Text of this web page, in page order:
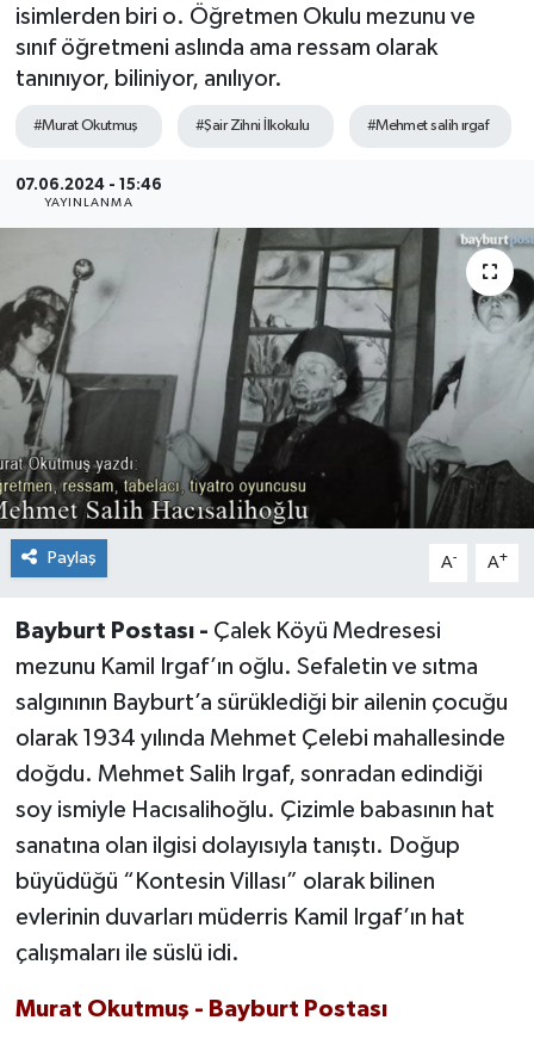
isimlerden biri o. Öğretmen Okulu mezunu ve
sınıf öğretmeni aslında ama ressam olarak
tanınıyor, biliniyor, anılıyor.
#Murat Okutmuş #Şair Zihni İlkokulu #Mehmet salih ırgaf
07.06.2024 - 15:46
YAYINLANMA
Paylaş A- A+
Bayburt Postası - Çalek Köyü Medresesi
mezunu Kamil Irgaf’ın oğlu. Sefaletin ve sıtma
salgınının Bayburt’a sürüklediği bir ailenin çocuğu
olarak 1934 yılında Mehmet Çelebi mahallesinde
doğdu. Mehmet Salih Irgaf, sonradan edindiği
soy ismiyle Hacısalihoğlu. Çizimle babasının hat
sanatına olan ilgisi dolayısıyla tanıştı. Doğup
büyüdüğü “Kontesin Villası” olarak bilinen
evlerinin duvarları müderris Kamil Irgaf’ın hat
çalışmaları ile süslü idi.
Murat Okutmuş - Bayburt Postası
Haber Arşivi